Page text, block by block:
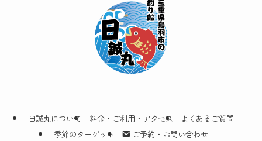
日誠丸について 料金・ご利用・アクセス
よくあるご質問
季節のターゲット
ご予約・お問い合わせ